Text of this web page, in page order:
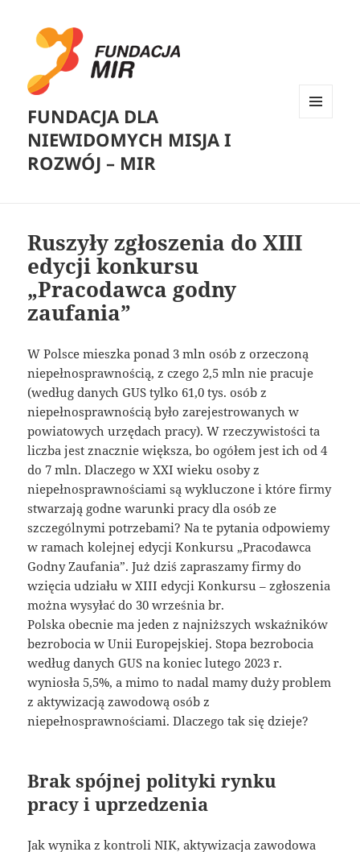
FUNDACJA DLA
NIEWIDOMYCH MISJA I
ROZWÓJ – MIR
Ruszyły zgłoszenia do XIII
edycji konkursu
„Pracodawca godny
zaufania”
W Polsce mieszka ponad 3 mln osób z orzeczoną
niepełnosprawnością, z czego 2,5 mln nie pracuje
(według danych GUS tylko 61,0 tys. osób z
niepełnosprawnością było zarejestrowanych w
powiatowych urzędach pracy). W rzeczywistości ta
liczba jest znacznie większa, bo ogółem jest ich od 4
do 7 mln. Dlaczego w XXI wieku osoby z
niepełnosprawnościami są wykluczone i które firmy
stwarzają godne warunki pracy dla osób ze
szczególnymi potrzebami? Na te pytania odpowiemy
w ramach kolejnej edycji Konkursu „Pracodawca
Godny Zaufania”. Już dziś zapraszamy firmy do
wzięcia udziału w XIII edycji Konkursu – zgłoszenia
można wysyłać do 30 września br.
Polska obecnie ma jeden z najniższych wskaźników
bezrobocia w Unii Europejskiej. Stopa bezrobocia
według danych GUS na koniec lutego 2023 r.
wyniosła 5,5%, a mimo to nadal mamy duży problem
z aktywizacją zawodową osób z
niepełnosprawnościami. Dlaczego tak się dzieje?
Brak spójnej polityki rynku
pracy i uprzedzenia
Jak wynika z kontroli NIK, aktywizacja zawodowa